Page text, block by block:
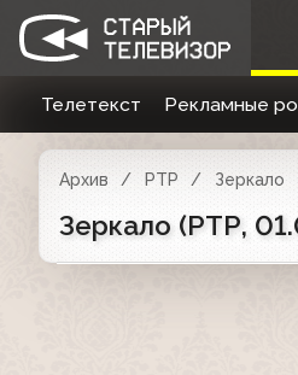
Телетекст Рекламные
Архив РТР Зеркало
Зеркало (РТР,